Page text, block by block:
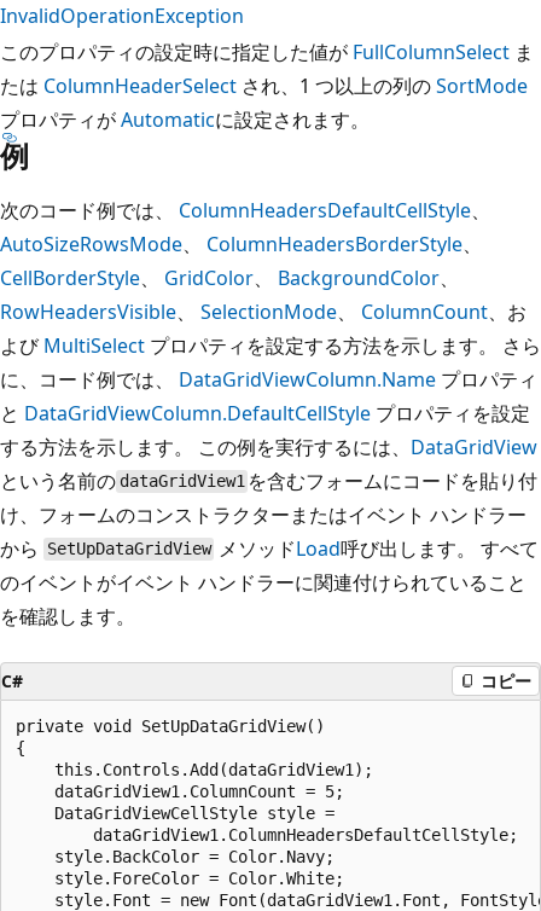
InvalidOperationException
このプロパティの設定時に指定した値が FullColumnSelect ま
たは ColumnHeaderSelect され、1 つ以上の列のSortMode
プロパティがAutomaticに設定されます。
例
次のコード例では、 ColumnHeadersDefaultCellStyle、
AutoSizeRowsMode、 ColumnHeadersBorderStyle、
CellBorderStyle、 GridColor、 BackgroundColor、
RowHeadersVisible、 SelectionMode、 ColumnCount、お
よびMultiSelect プロパティを設定する方法を示します。 さら
に、コード例では、 DataGridViewColumn.Name プロパティ
と DataGridViewColumn.DefaultCellStyle プロパティを設定
する方法を示します。 この例を実行するには、 DataGridView
という名前の dataGridView1 を含むフォームにコードを貼り付
け、フォームのコンストラクターまたはイベント ハンドラー
から
SetUpDataGridView メソッドLoad呼び出します。 すべて
のイベントがイベント ハンドラーに関連付けられていること
を確認します。
C# コピー
private void SetUpDataGridView()
{
    this.Controls.Add(dataGridView1);
    dataGridView1.ColumnCount = 5;
    DataGridViewCellStyle style =
        dataGridView1.ColumnHeadersDefaultCellStyle;
    style.BackColor = Color.Navy;
    style.ForeColor = Color.White;
style.Font = new Font(dataGridView1.Font,